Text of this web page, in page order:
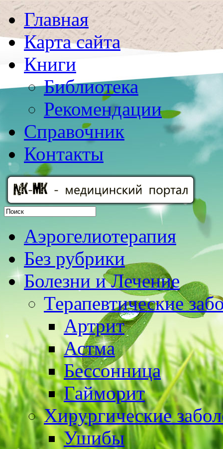
Главная
Карта сайта
Книги
Библиотека
Рекомендации
Справочник
Контакты
Аэрогелиотерапия
Без рубрики
Болезни и Лечение
Терапевтические
Артрит
Астма
Бессонница
Гайморит
Хирургические
Ушибы